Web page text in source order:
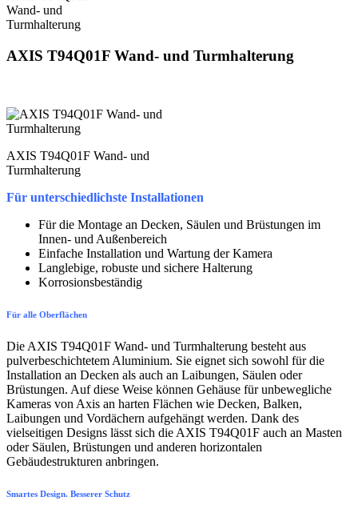
Wand- und
Turmhalterung
AXIS T94Q01F Wand- und Turmhalterung
AXIS T94Q01F Wand- und
Turmhalterung
Für unterschiedlichste Installationen
Für die Montage an Decken, Säulen und Brüstungen im
Innen- und Außenbereich
Einfache Installation und Wartung der Kamera
Langlebige, robuste und sichere Halterung
Korrosionsbeständig
Für alle Oberflächen
Die AXIS T94Q01F Wand- und Turmhalterung besteht aus
pulverbeschichtetem Aluminium. Sie eignet sich sowohl für die
Installation an Decken als auch an Laibungen, Säulen oder
Brüstungen. Auf diese Weise können Gehäuse für unbewegliche
Kameras von Axis an harten Flächen wie Decken, Balken,
Laibungen und Vordächern aufgehängt werden. Dank des
vielseitigen Designs lässt sich die AXIS T94Q01F auch an Masten
oder Säulen, Brüstungen und anderen horizontalen
Gebäudestrukturen anbringen.
Smartes Design. Besserer Schutz